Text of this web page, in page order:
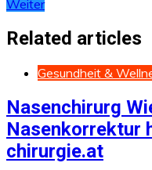
Weiter
Related articles
Gesundheit &
Nasenchirurg
Nasenkorrektur
chirurgie.at